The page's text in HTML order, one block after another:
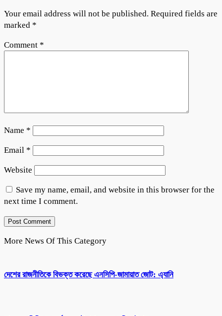
Your email address will not be published. Required fields are
marked *
Comment *
Name *
Email *
Website
Save my name, email, and website in this browser for the
next time I comment.
More News Of This Category
দেশের রাজনীতিকে বিভক্ত করেছে এনসিপি-জামায়াত জোট: এ্যানি